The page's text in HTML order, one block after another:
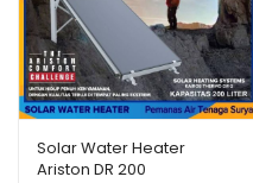
Solar Water Heater
Ariston DR 200